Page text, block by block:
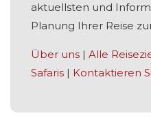
aktuellsten und
Planung Ihrer Reise
Über uns | Alle
Safaris | Kontaktieren